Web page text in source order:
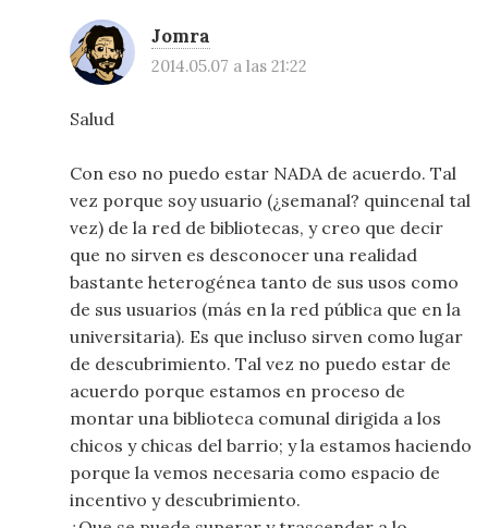
Jomra
2014.05.07 a las 21:22
Salud
Con eso no puedo estar NADA de acuerdo. Tal
vez porque soy usuario (¿semanal? quincenal tal
vez) de la red de bibliotecas, y creo que decir
que no sirven es desconocer una realidad
bastante heterogénea tanto de sus usos como
de sus usuarios (más en la red pública que en la
universitaria). Es que incluso sirven como lugar
de descubrimiento. Tal vez no puedo estar de
acuerdo porque estamos en proceso de
montar una biblioteca comunal dirigida a los
chicos y chicas del barrio; y la estamos haciendo
porque la vemos necesaria como espacio de
incentivo y descubrimiento.